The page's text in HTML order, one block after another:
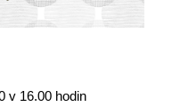
v 16.00 hodin